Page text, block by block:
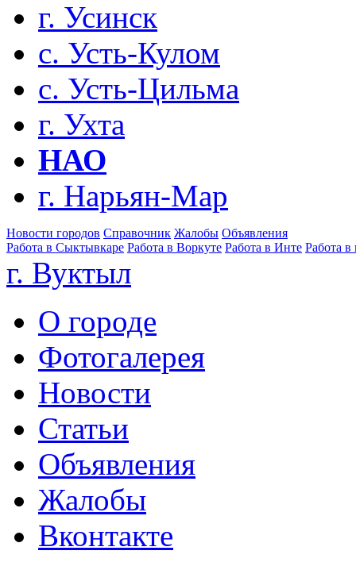
г. Усинск
с. Усть-Кулом
с. Усть-Цильма
г. Ухта
НАО
г. Нарьян-Мар
Новости городов Справочник Жалобы Объявления
Работа в Сыктывкаре Работа в Воркуте Работа в Инте Работа в
г. Вуктыл
О городе
Фотогалерея
Новости
Статьи
Объявления
Жалобы
Вконтакте